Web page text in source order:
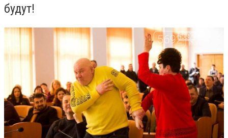
будут!